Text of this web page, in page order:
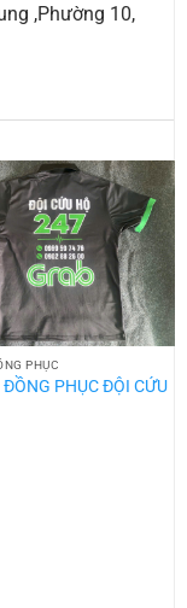
,Phường 10,
PHỤC
PHỤC ĐỘI CỨU